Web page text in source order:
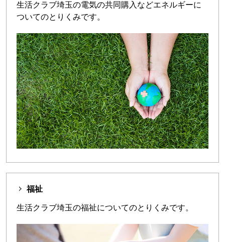
生活クラブ埼玉の電気の共同購入などエネルギーに
ついてのとりくみです。
福祉
生活クラブ埼玉の福祉についてのとりくみです。